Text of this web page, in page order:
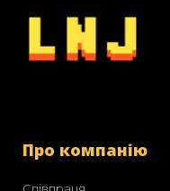
Про компанію